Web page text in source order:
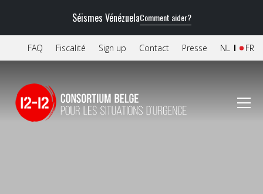
Séismes VénézuelaComment aider?
FAQ Fiscalité Sign up Contact Presse FR
NL